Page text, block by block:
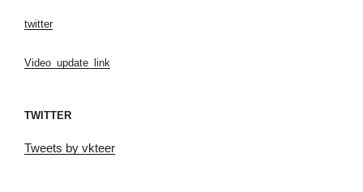
twitter
Video_update_link
TWITTER
Tweets by vkteer